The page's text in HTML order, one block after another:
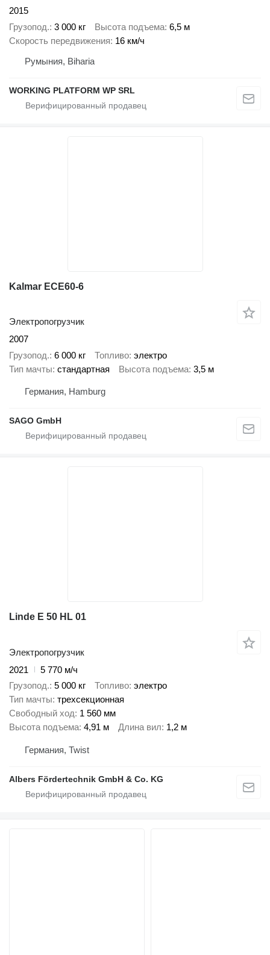
2015
Грузопод. 3 000 кг Высота подъема 6,5 м
Скорость передвижения 16 км/ч
Румыния, Biharia
WORKING PLATFORM WP SRL
Kalmar ECE60-6
Электропогрузчик
2007
Грузопод. 6 000 кг Топливо электро
Тип мачты стандартная Высота подъема 3,5 м
Германия, Hamburg
SAGO GmbH
Linde E 50 HL 01
Электропогрузчик
2021
5 770 м/ч
Грузопод. 5 000 кг Топливо электро
Тип мачты трехсекционная
Свободный ход 1 560 мм
Высота подъема 4,91 м Длина вил 1,2 м
Германия, Twist
Albers Fördertechnik GmbH & Co. KG